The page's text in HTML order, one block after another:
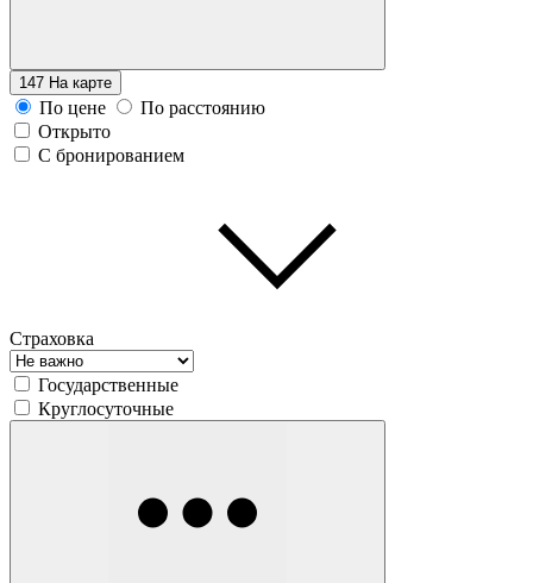
147 На карте
По цене
По расстоянию
Открыто
С бронированием
Страховка
Государственные
Круглосуточные